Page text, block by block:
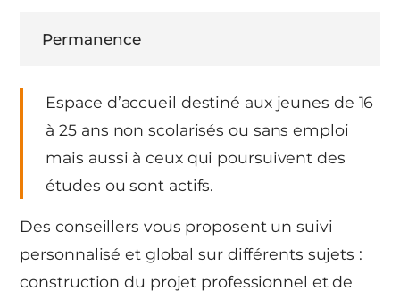
Espace d’accueil destiné aux jeunes de 16
à 25 ans non scolarisés ou sans emploi
mais aussi à ceux qui poursuivent des
études ou sont actifs.
Des conseillers vous proposent un suivi
personnalisé et global sur différents sujets :
construction du projet professionnel et de
Permanence